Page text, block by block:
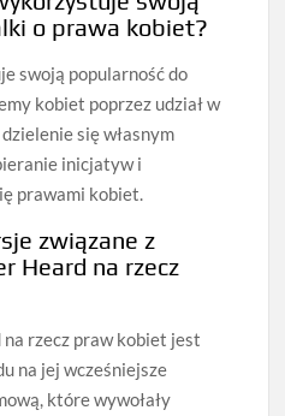
o prawa kobiet?
swoją popularność do
kobiet poprzez udział w
się własnym
inicjatyw i
prawami kobiet.
związane z
Heard na rzecz
na rzecz praw kobiet jest
na jej wcześniejsze
które wywołały